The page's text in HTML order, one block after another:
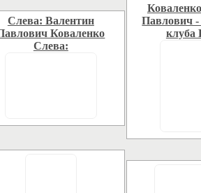
Слева: Валентин
Коваленко
Слева:
Павлович -
клуба